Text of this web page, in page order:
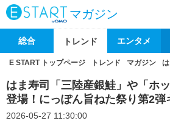
マガジン
総合 トレンド エンタメ
E START トップページ トレンド マガジン
はま寿司「三陸産銀鮭」や「ホ
登場！にっぽん旨ねた祭り第2弾
2026-05-27 11:30:00